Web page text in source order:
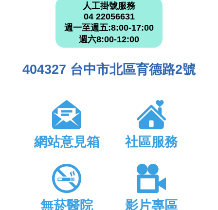
人工掛號服務
04 22056631
週一至週五:8:00-17:00
週六8:00-12:00
404327 台中市北區育德路2號
網站意見箱 社區服務
無菸醫院 影片專區